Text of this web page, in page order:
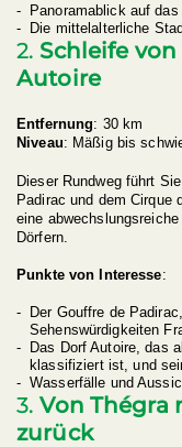
Panoramablick auf das
Die mittelalterliche
2. Schleife
Autoire
Entfernung: 30 km
Niveau: Mäßig bis
Dieser Rundweg führt
Padirac und dem Cirque
eine
Dörfern.
Punkte von Interesse:
Der Gouffre de
Sehenswürdigkeiten
Das Dorf Autoire, das
klassifiziert ist, und
Wasserfälle und
3.Von Thégra
zurück